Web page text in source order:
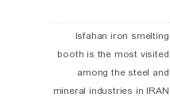
Isfahan iron smelting
booth is the most visited
among the steel and
mineral industries in IRAN